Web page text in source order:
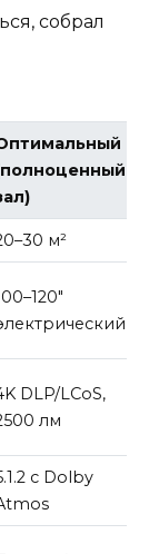
собрал
м²
DLP/LCoS,
лм
с Dolby